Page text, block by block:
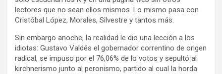
lectores que no sean ellos mismos. Lo mismo pasa con
Cristóbal López, Morales, Silvestre y tantos más.
Sin embargo anoche, la realidad le dio una lección a los
idiotas: Gustavo Valdés el gobernador correntino de origen
radical, se impuso por el 76,06% de lo votos y sepultó al
kirchnerismo junto al peronismo, partido al cual la horda